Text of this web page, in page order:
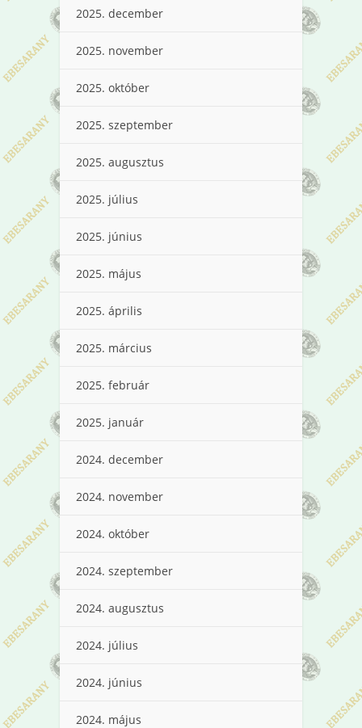
2025. december
2025. november
2025. október
2025. szeptember
2025. augusztus
2025. július
2025. június
2025. május
2025. április
2025. március
2025. február
2025. január
2024. december
2024. november
2024. október
2024. szeptember
2024. augusztus
2024. július
2024. június
2024. május